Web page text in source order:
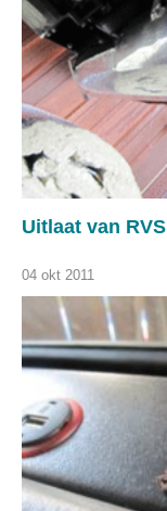
Uitlaat van RVS
04 okt 2011